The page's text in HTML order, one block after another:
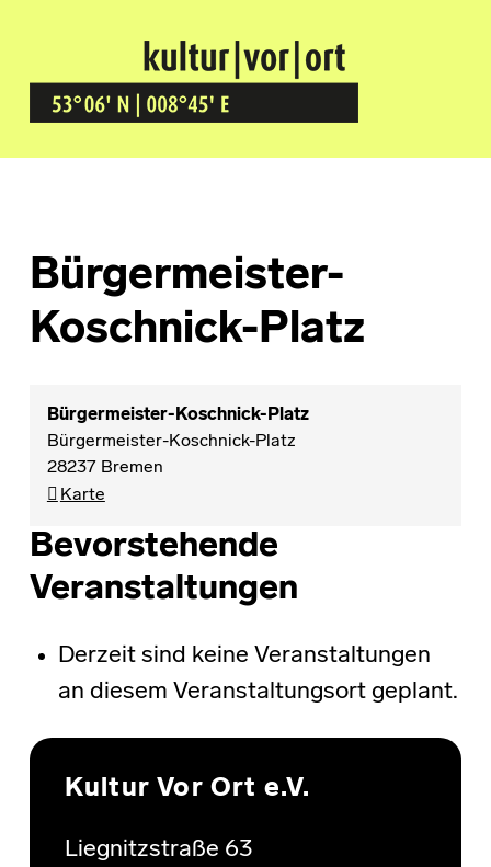
Kultur Vor Ort
BREMEN GRÖPELINGEN
Bürgermeister-
Koschnick-Platz
Bürgermeister-Koschnick-Platz
Bürgermeister-Koschnick-Platz
28237 Bremen
Karte
Bevorstehende
Veranstaltungen
Derzeit sind keine Veranstaltungen
an diesem Veranstaltungsort geplant.
Skip back to main navigation
Kultur Vor Ort e.V.
Liegnitzstraße 63